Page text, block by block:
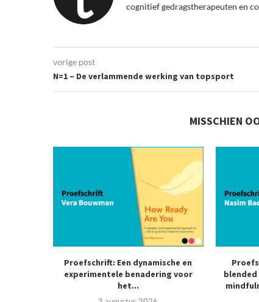
cognitief gedragstherapeuten en
vorige post
N=1 – De verlammende werking van topsport
MISSCHIEN
Proefschrift: Een dynamische en
experimentele benadering voor
het...